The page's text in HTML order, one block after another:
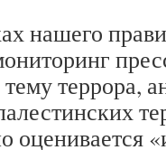
нашего
террора,
оценивается